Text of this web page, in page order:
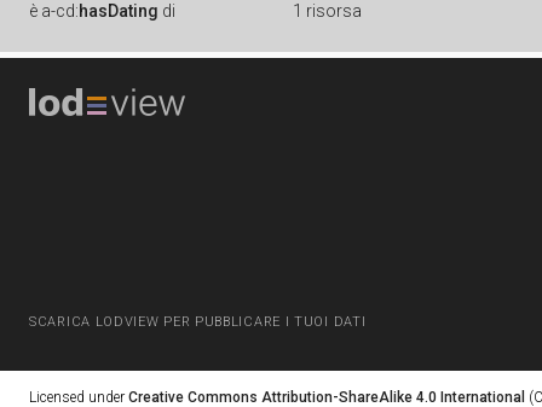
è a-cd:hasDating di 1 risorsa
SCARICA LODVIEW PER PUBBLICARE I TUOI DATI
Licensed under Creative Commons Attribution-ShareAlike 4.0 International